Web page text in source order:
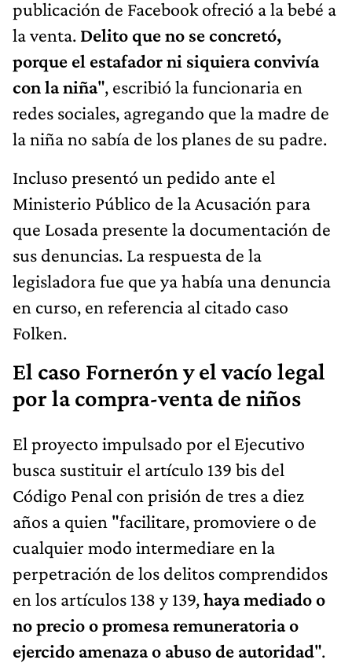
publicación de Facebook ofreció a la bebé a
la venta. Delito que no se concretó,
porque el estafador ni siquiera convivía
con la niña", escribió la funcionaria en
redes sociales, agregando que la madre de
la niña no sabía de los planes de su padre.
Incluso presentó un pedido ante el
Ministerio Público de la Acusación para
que Losada presente la documentación de
sus denuncias. La respuesta de la
legisladora fue que ya había una denuncia
en curso, en referencia al citado caso
Folken.
El caso Fornerón y el vacío legal
por la compra-venta de niños
El proyecto impulsado por el Ejecutivo
busca sustituir el artículo 139 bis del
Código Penal con prisión de tres a diez
años a quien "facilitare, promoviere o de
cualquier modo intermediare en la
perpetración de los delitos comprendidos
en los artículos 138 y 139,haya mediado o
no precio o promesa remuneratoria o
ejercido amenaza o abuso de autoridad".